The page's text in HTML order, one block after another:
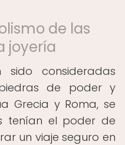
de las
joyería
sido consideradas
de poder y
Grecia y Roma, se
tenían el poder de
un viaje seguro en